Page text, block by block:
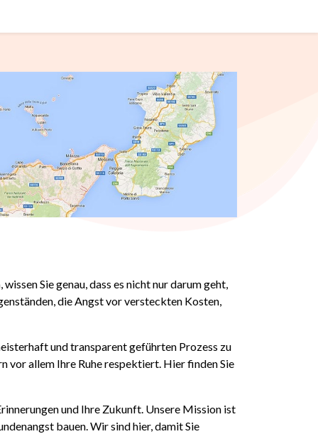
wissen Sie genau, dass es nicht nur darum geht,
die Angst vor versteckten Kosten,
und transparent geführten Prozess zu
vor allem Ihre Ruhe respektiert. Hier finden Sie
und Ihre Zukunft. Unsere Mission ist
bauen. Wir sind hier, damit Sie